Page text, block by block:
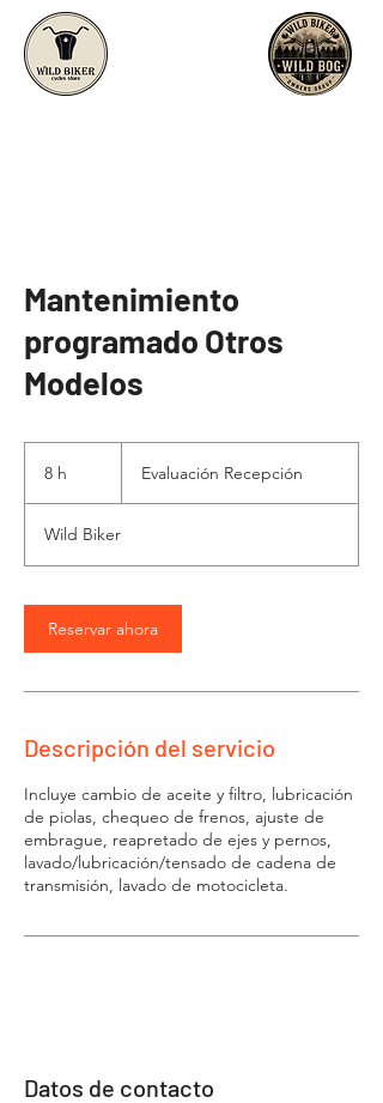
Mantenimiento
programado Otros
Modelos
8 h Evaluación Recepción
Wild Biker
Reservar ahora
Descripción del servicio
Incluye cambio de aceite y filtro, lubricación
de piolas, chequeo de frenos, ajuste de
embrague, reapretado de ejes y pernos,
lavado/lubricación/tensado de cadena de
transmisión, lavado de motocicleta.
Datos de contacto